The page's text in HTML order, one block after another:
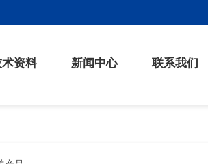
资料 新闻中心 联系我们